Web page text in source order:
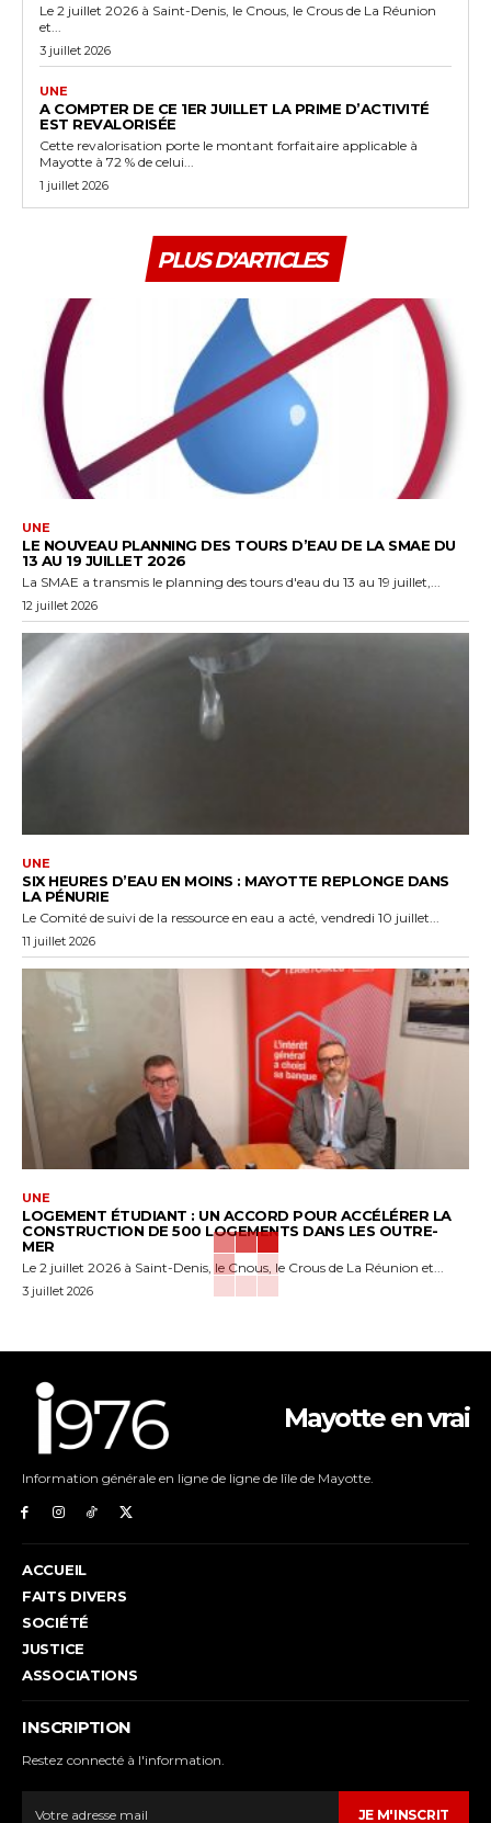
Le 2 juillet 2026 à Saint-Denis, le Cnous, le Crous de La Réunion
et...
3 juillet 2026
UNE
A COMPTER DE CE 1ER JUILLET LA PRIME D’ACTIVITÉ
EST REVALORISÉE
Cette revalorisation porte le montant forfaitaire applicable à
Mayotte à 72 % de celui...
1 juillet 2026
PLUS D'ARTICLES
UNE
LE NOUVEAU PLANNING DES TOURS D’EAU DE LA SMAE DU
13 AU 19 JUILLET 2026
La SMAE a transmis le planning des tours d'eau du 13 au 19 juillet,...
12 juillet 2026
UNE
SIX HEURES D’EAU EN MOINS : MAYOTTE REPLONGE DANS
LA PÉNURIE
Le Comité de suivi de la ressource en eau a acté, vendredi 10 juillet...
11 juillet 2026
UNE
LOGEMENT ÉTUDIANT : UN ACCORD POUR ACCÉLÉRER LA
CONSTRUCTION DE 500 LOGEMENTS DANS LES OUTRE-
MER
Le 2 juillet 2026 à Saint-Denis, le Cnous, le Crous de La Réunion et...
3 juillet 2026
Mayotte en vrai
Information générale en ligne de ligne de lîle de Mayotte.
ACCUEIL
FAITS DIVERS
SOCIÉTÉ
JUSTICE
ASSOCIATIONS
INSCRIPTION
Restez connecté à l'information.
JE M'INSCRIT